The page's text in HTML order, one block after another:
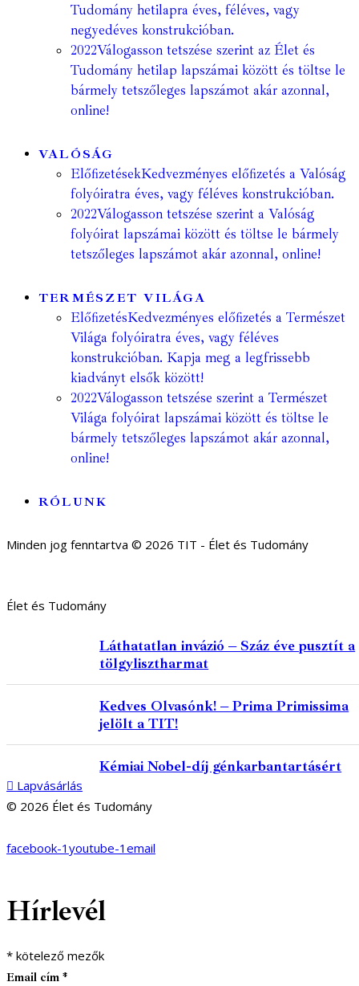
Tudomány hetilapra éves, féléves, vagy
negyedéves konstrukcióban.
2022Válogasson tetszése szerint az Élet és
Tudomány hetilap lapszámai között és töltse le
bármely tetszőleges lapszámot akár azonnal,
online!
VALÓSÁG
ElőfizetésekKedvezményes előfizetés a Valóság
folyóiratra éves, vagy féléves konstrukcióban.
2022Válogasson tetszése szerint a Valóság
folyóirat lapszámai között és töltse le bármely
tetszőleges lapszámot akár azonnal, online!
TERMÉSZET VILÁGA
ElőfizetésKedvezményes előfizetés a Természet
Világa folyóiratra éves, vagy féléves
konstrukcióban. Kapja meg a legfrissebb
kiadványt elsők között!
2022Válogasson tetszése szerint a Természet
Világa folyóirat lapszámai között és töltse le
bármely tetszőleges lapszámot akár azonnal,
online!
RÓLUNK
Minden jog fenntartva © 2026 TIT - Élet és Tudomány
Élet és Tudomány
Láthatatlan invázió – Száz éve pusztít a
tölgylisztharmat
Kedves Olvasónk! – Prima Primissima
jelölt a TIT!
Kémiai Nobel-díj génkarbantartásért
Lapvásárlás
© 2026 Élet és Tudomány
facebook-1 youtube-1 email
Hírlevél
* kötelező mezők
Email cím *